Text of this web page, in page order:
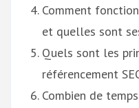
Comment
et quelles sont
Quels sont les
référencement
Combien de